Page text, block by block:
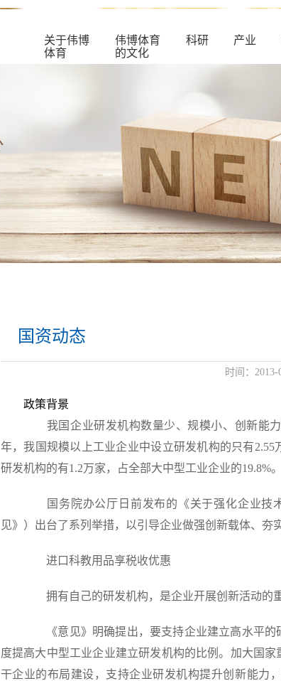
关于伟博
体育
伟博体育
的文化
科研 产业
国资动态
时间： 2013-
政策背景
我国企业研发机构数量少、规模小、创新能力
年，我国规模以上工业企业中设立研发机构的只有
研发机构的有1.2万家，占全部大中型工业企业的19.8%。
国务院办公厅日前发布的《关于强化企业技
见》）出台了系列举措，以引导企业做强创新载体、夯
进口科教用品享税收优惠
拥有自己的研发机构，是企业开展创新活动的重
《意见》明确提出，要支持企业建立高水平的
度提高大中型工业企业建立研发机构的比例。加大国
干企业的布局建设，支持企业研发机构提升创新能力